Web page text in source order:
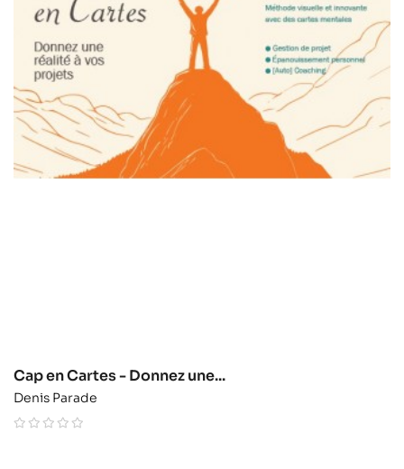
Cap en Cartes - Donnez une...
Denis Parade